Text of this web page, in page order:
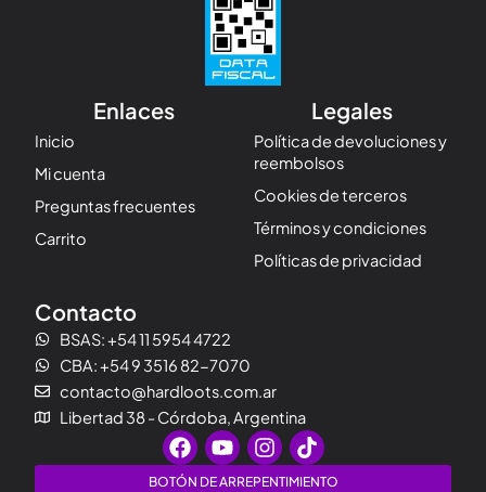
Enlaces
Inicio
Mi cuenta
Preguntas frecuentes
Carrito
Legales
Política de devoluciones y
reembolsos
Cookies de terceros
Términos y condiciones
Políticas de privacidad
Contacto
BSAS: +54 11 5954 4722
CBA: +54 9 3516 82-7070
contacto@hardloots.com.ar
Libertad 38 - Córdoba, Argentina
F
a
c
Y
o
u
I
n
s
T
i
k
BOTÓN DE ARREPENTIMIENTO